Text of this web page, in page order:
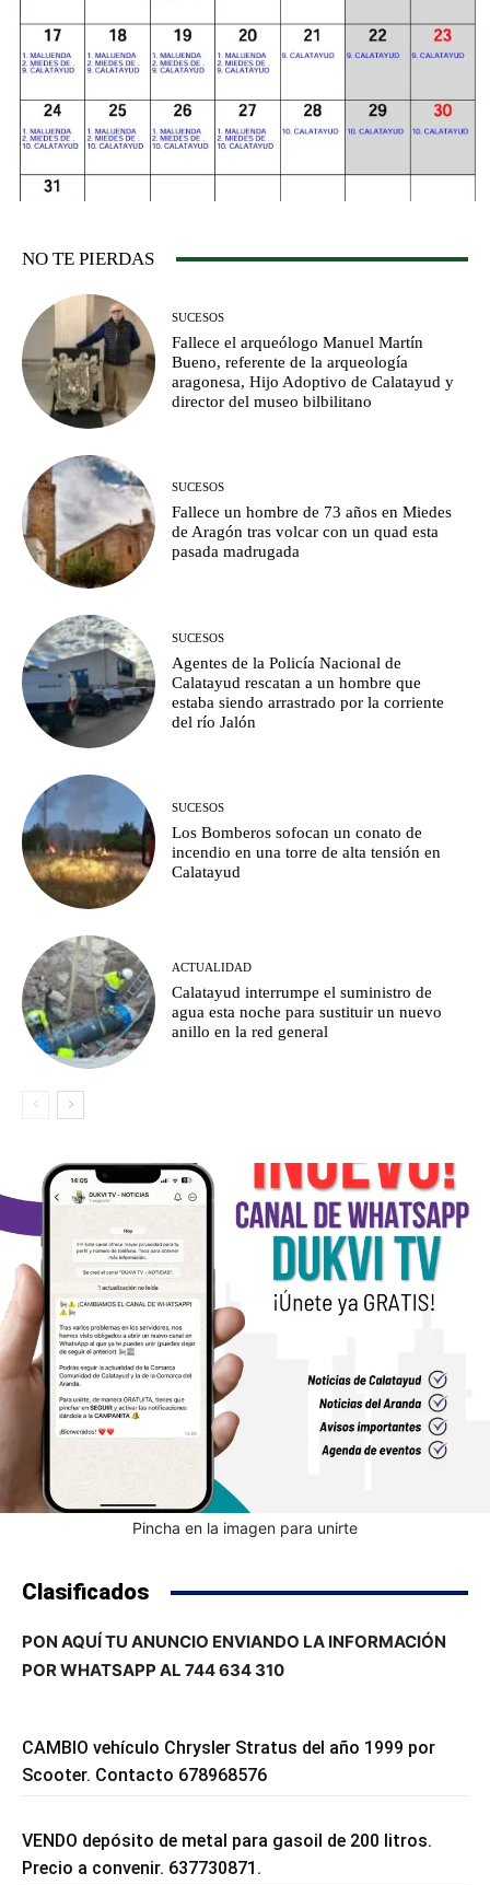
NO TE PIERDAS
SUCESOS
Fallece el arqueólogo Manuel Martín
Bueno, referente de la arqueología
aragonesa, Hijo Adoptivo de Calatayud y
director del museo bilbilitano
SUCESOS
Fallece un hombre de 73 años en Miedes
de Aragón tras volcar con un quad esta
pasada madrugada
SUCESOS
Agentes de la Policía Nacional de
Calatayud rescatan a un hombre que
estaba siendo arrastrado por la corriente
del río Jalón
SUCESOS
Los Bomberos sofocan un conato de
incendio en una torre de alta tensión en
Calatayud
ACTUALIDAD
Calatayud interrumpe el suministro de
agua esta noche para sustituir un nuevo
anillo en la red general
Pincha en la imagen para unirte
Clasificados
PON AQUÍ TU ANUNCIO ENVIANDO LA INFORMACIÓN
POR WHATSAPP AL 744 634 310
CAMBIO vehículo Chrysler Stratus del año 1999 por
Scooter. Contacto 678968576
VENDO depósito de metal para gasoil de 200 litros.
Precio a convenir. 637730871.